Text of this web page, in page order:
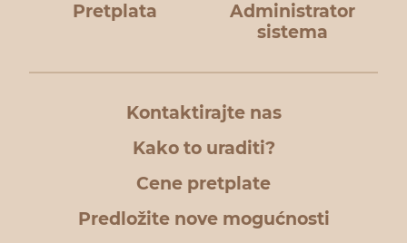
Pretplata
Administrator
sistema
Kontaktirajte nas
Kako to uraditi?
Cene pretplate
Predložite nove mogućnosti